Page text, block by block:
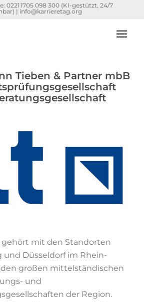
0221 1705 098 300 (KI-gestützt, 24/7
| info@karrieretag.org
Tieben & Partner mbB
gehört mit den Standorten
und Düsseldorf im Rhein-
großen mittelständischen
und
der Region.